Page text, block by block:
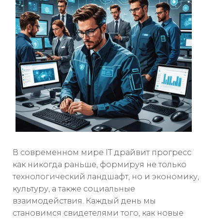
В современном мире IT драйвит прогресс
как никогда раньше, формируя не только
технологический ландшафт, но и экономику,
культуру, а также социальные
взаимодействия. Каждый день мы
становимся свидетелями того, как новые